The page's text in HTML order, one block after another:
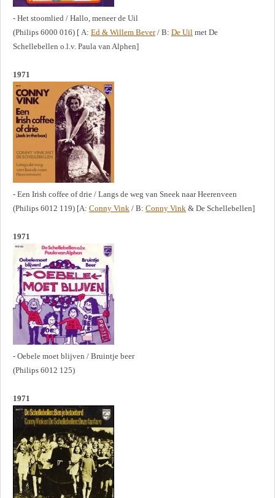
- Het stoomlied / Hallo, meneer de Uil
(Philips 6000 016) [ A: Ed & Willem Bever/ B: De Uil met De
Schellebellen o.l.v. Paula van Alphen]
1971
- Een Irish coffee of drie / Langs de weg van Sneek naar Heerenveen
(Philips 6012 119) [A: Conny Vink / B: Conny Vink & De Schellebellen]
1971
- Oebele moet blijven / Bruintje beer
(Philips 6012 125)
1971